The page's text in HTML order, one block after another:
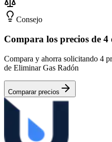
Consejo
Compara los precios de 4
Compara y ahorra solicitando 4
de Eliminar Gas Radón
Comparar precios